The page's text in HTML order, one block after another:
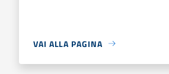
VAI ALLA PAGINA